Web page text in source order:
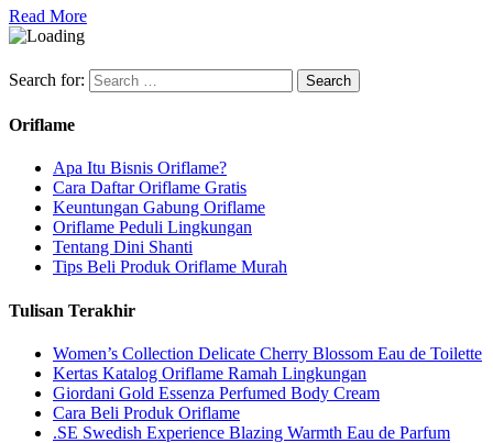
Read More
Search for:
Oriflame
Apa Itu Bisnis Oriflame?
Cara Daftar Oriflame Gratis
Keuntungan Gabung Oriflame
Oriflame Peduli Lingkungan
Tentang Dini Shanti
Tips Beli Produk Oriflame Murah
Tulisan Terakhir
Women’s Collection Delicate Cherry Blossom Eau de Toilette
Kertas Katalog Oriflame Ramah Lingkungan
Giordani Gold Essenza Perfumed Body Cream
Cara Beli Produk Oriflame
.SE Swedish Experience Blazing Warmth Eau de Parfum